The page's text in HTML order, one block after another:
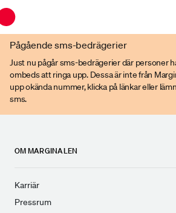
Pågående sms-bedrägerier
Just nu pågår sms-bedrägerier där personer
ombeds att ringa upp. Dessa är inte från
upp okända nummer, klicka på länkar eller
sms.
OM MARGINALEN
Karriär
Pressrum
Du har en gammal webbläsare. Vänligen